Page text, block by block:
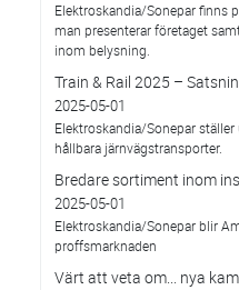
Elektroskandia/Sonepar finns
man presenterar företaget
inom belysning.
Train & Rail 2025 –
2025-05-01
Elektroskandia/Sonepar
hållbara järnvägstransporter.
Bredare sortiment inom
2025-05-01
Elektroskandia/Sonepar blir
proffsmarknaden
Värt att veta om... nya